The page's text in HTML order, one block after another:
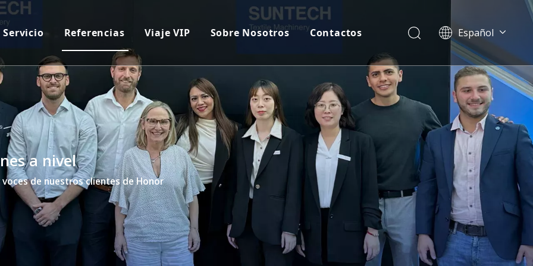
Servicio Referencias Viaje VIP Sobre Nosotros Contactos Español
English
Pусский
a nivel
de nuestros clientes de Honor